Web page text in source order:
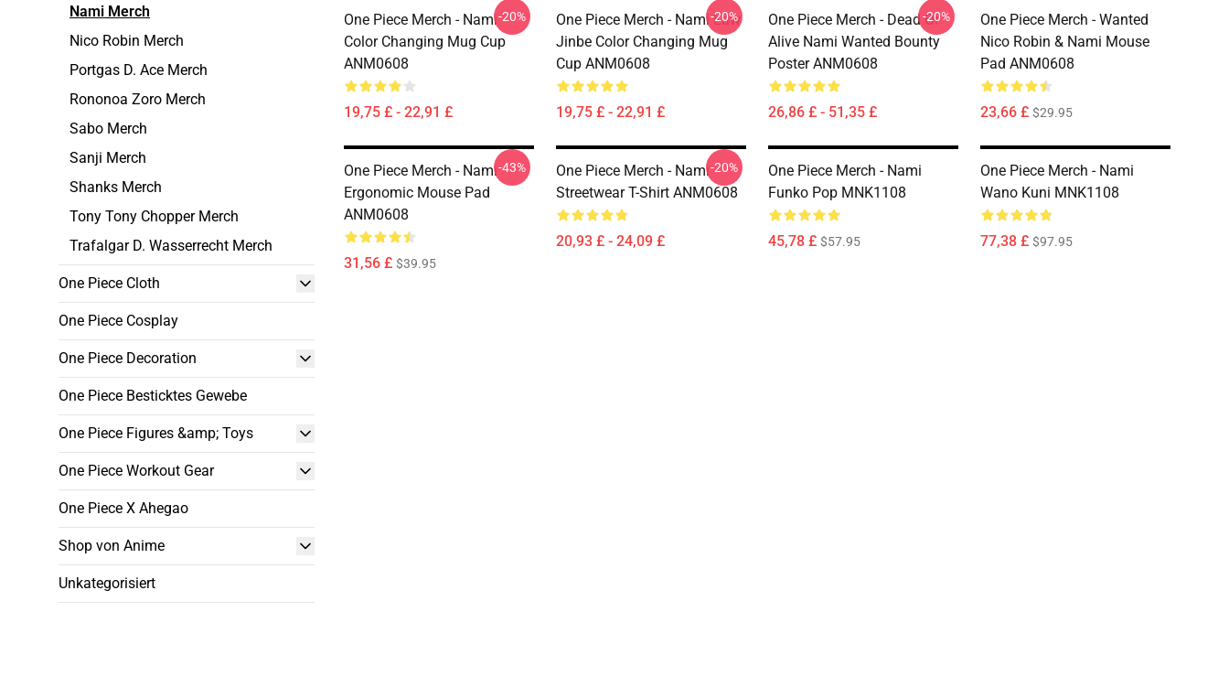
Nami Merch
Nico Robin Merch
Portgas D. Ace Merch
Rononoa Zoro Merch
Sabo Merch
Sanji Merch
Shanks Merch
Tony Tony Chopper Merch
Trafalgar D. Wasserrecht Merch
One Piece Cloth
One Piece Cosplay
One Piece Decoration
One Piece Besticktes Gewebe
One Piece Figures &amp; Toys
One Piece Workout Gear
One Piece X Ahegao
Shop von Anime
Unkategorisiert
One Piece Merch - Nami
Color Changing Mug Cup
ANM0608
19,75 £ - 22,91 £
-20%
One Piece Merch - Nami Law
Jinbe Color Changing Mug
Cup ANM0608
19,75 £ - 22,91 £
-20%
One Piece Merch - Dead Or
Alive Nami Wanted Bounty
Poster ANM0608
26,86 £ - 51,35 £
-20%
One Piece Merch - Wanted
Nico Robin & Nami Mouse
Pad ANM0608
23,66 £ $29.95
One Piece Merch - Nami
Ergonomic Mouse Pad
ANM0608
31,56 £ $39.95
-43%
One Piece Merch - Nami
Streetwear T-Shirt ANM0608
20,93 £ - 24,09 £
-20%
One Piece Merch - Nami
Funko Pop MNK1108
45,78 £ $57.95
One Piece Merch - Nami
Wano Kuni MNK1108
77,38 £ $97.95